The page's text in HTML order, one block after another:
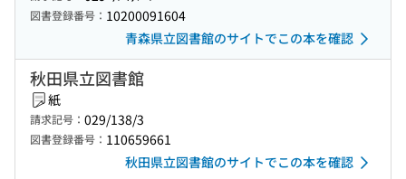
図書登録番号： 10200091604
青森県立図書館のサイトでこの本を確認
秋田県立図書館
紙
請求記号： 029/138/3
図書登録番号： 110659661
秋田県立図書館のサイトでこの本を確認